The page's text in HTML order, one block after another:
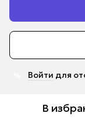
Войти для
В